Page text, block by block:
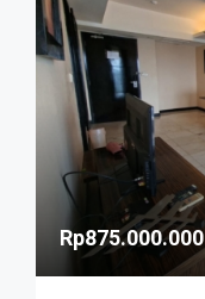
Rp875.000.000